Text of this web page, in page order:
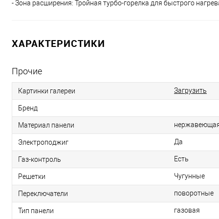
- Зона расширения: Тройная турбо-горелка для быстрого
ХАРАКТЕРИСТИКИ
Прочие
Картинки галереи Загрузить
Бренд
Материал панели
Электроподжиг Да
Газ-контроль Есть
Решетки Чугунные
Переключатели поворотные
Тип панели газовая